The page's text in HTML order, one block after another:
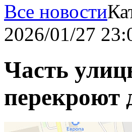
Все новости
2026/01/27
Часть
перекроют